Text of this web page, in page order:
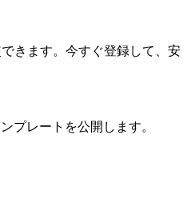
きます。今すぐ登録して、安
プレートを公開します。